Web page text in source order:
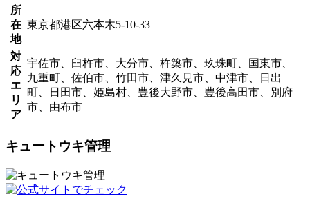
所
在
地
東京都港区六本木5-10-33
対
応
エ
リ
ア
宇佐市、臼杵市、大分市、杵築市、玖珠町、国東市、
九重町、佐伯市、竹田市、津久見市、中津市、日出
町、日田市、姫島村、豊後大野市、豊後高田市、別府
市、由布市
キュートウキ管理